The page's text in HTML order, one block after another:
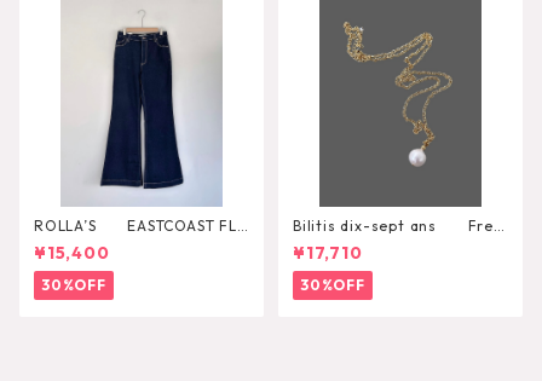
ROLLA’S EASTCOAST FLA
RE AVA
¥15,400
30%OFF
Bilitis dix-sept ans Fres
h Pearl Pendant
¥17,710
30%OFF